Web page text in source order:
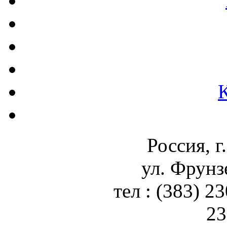
Россия,
ул.
тел : (383)